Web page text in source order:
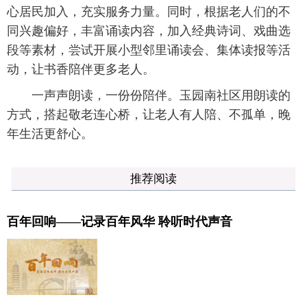
心居民加入，充实服务力量。同时，根据老人们的不
同兴趣偏好，丰富诵读内容，加入经典诗词、戏曲选
段等素材，尝试开展小型邻里诵读会、集体读报等活
动，让书香陪伴更多老人。
一声声朗读，一份份陪伴。玉园南社区用朗读的
方式，搭起敬老连心桥，让老人有人陪、不孤单，晚
年生活更舒心。
推荐阅读
百年回响——记录百年风华 聆听时代声音